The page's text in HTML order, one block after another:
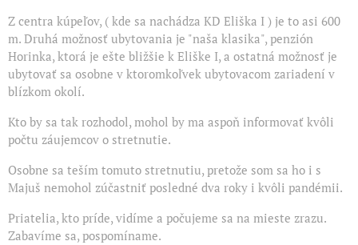
Z centra kúpeľov, ( kde sa nachádza KD Eliška I ) je to asi 600
m. Druhá možnosť ubytovania je "naša klasika", penzión
Horinka, ktorá je ešte bližšie k Eliške I, a ostatná možnosť je
ubytovať sa osobne v ktoromkoľvek ubytovacom zariadení v
blízkom okolí.
Kto by sa tak rozhodol, mohol by ma aspoň informovať kvôli
počtu záujemcov o stretnutie.
Osobne sa teším tomuto stretnutiu, pretože som sa ho i s
Majuš nemohol zúčastniť posledné dva roky i kvôli pandémii.
Priatelia, kto príde, vidíme a počujeme sa na mieste zrazu.
Zabavíme sa, pospomíname.